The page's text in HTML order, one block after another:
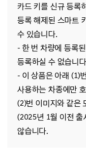
카드 키를 신규 등록
등록 해제된 스마트
수 있습니다.
- 한 번 차량에 등록
등록하실 수 없습니다
- 이 상품은 아래 (1)
사용하는 차종에만
(2)번 이미지와 같은
(2025년 1월 이전 출
않습니다.